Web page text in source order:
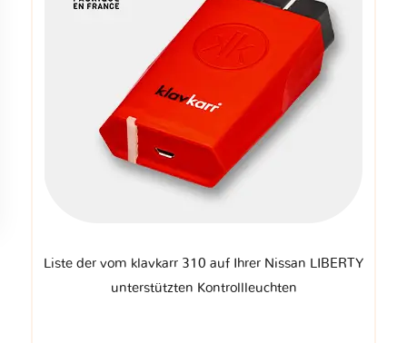
Liste der vom klavkarr 310 auf Ihrer Nissan LIBERTY
unterstützten Kontrollleuchten